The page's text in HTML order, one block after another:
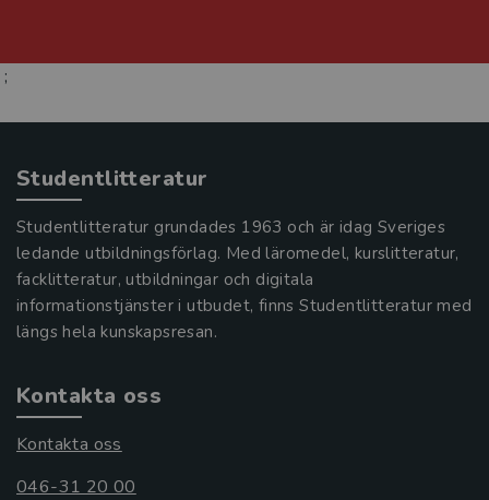
;
Studentlitteratur
Studentlitteratur grundades 1963 och är idag Sveriges
ledande utbildningsförlag. Med läromedel, kurslitteratur,
facklitteratur, utbildningar och digitala
informationstjänster i utbudet, finns Studentlitteratur med
längs hela kunskapsresan.
Kontakta oss
Kontakta oss
046-31 20 00